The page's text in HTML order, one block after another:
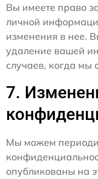
Вы имеете право
личной
изменения в нее.
удаление вашей
случаев, когда мы
7.
Мы можем
опубликованы на